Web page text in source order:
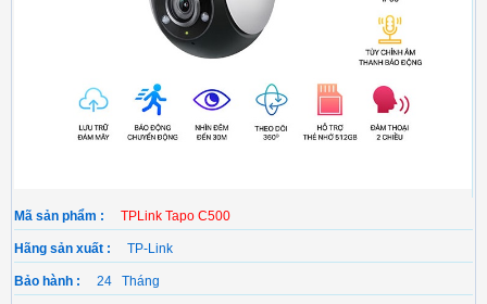
Mã sản phẩm : TPLink Tapo C500
Hãng sản xuất : TP-Link
Bảo hành : 24 Tháng